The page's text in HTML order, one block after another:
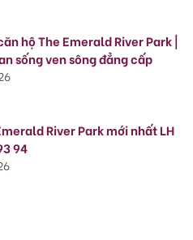
hộ The Emerald River Park |
sống ven sông đẳng cấp
River Park mới nhất LH
94